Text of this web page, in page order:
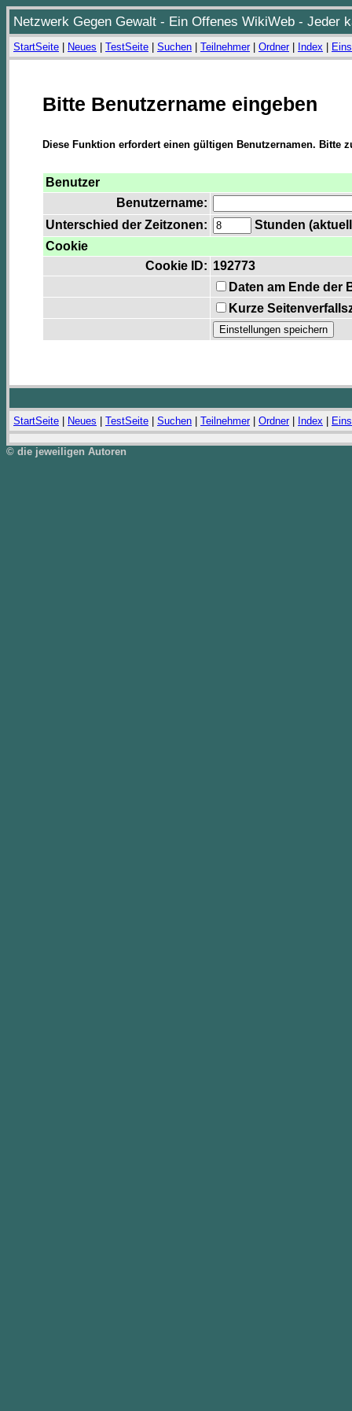
Netzwerk Gegen Gewalt - Ein Offenes WikiWeb - Jeder
StartSeite Neues TestSeite Suchen Teilnehmer| Ordner| Index
Bitte Benutzername eingeben
Diese Funktion erfordert einen gültigen Benutzernamen. Bitte
Benutzer
Benutzername:
Unterschied der Zeitzonen:
Stunden
Cookie
Cookie ID: 192773
Daten am Ende der
Kurze
StartSeite Neues TestSeite Suchen Teilnehmer| Ordner| Index
© die jeweiligen Autoren